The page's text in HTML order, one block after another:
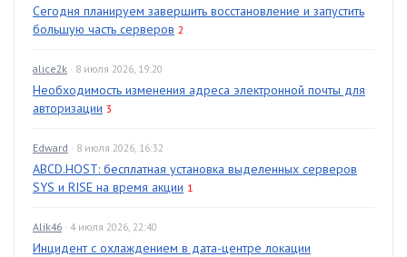
Сегодня планируем завершить восстановление и запустить
большую часть серверов 2
alice2k · 8 июля 2026, 19:20
Необходимость изменения адреса электронной почты для
авторизации 3
Edward · 8 июля 2026, 16:32
ABCD.HOST: бесплатная установка выделенных серверов
SYS и RISE на время акции 1
Alik46 · 4 июля 2026, 22:40
Инцидент с охлаждением в дата-центре локации